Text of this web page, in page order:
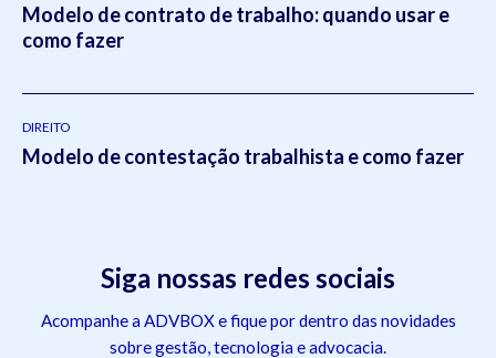
Modelo de contrato de trabalho: quando usar e
como fazer
DIREITO
Modelo de contestação trabalhista e como fazer
Siga nossas redes sociais
Acompanhe a ADVBOX e fique por dentro das novidades
sobre gestão, tecnologia e advocacia.